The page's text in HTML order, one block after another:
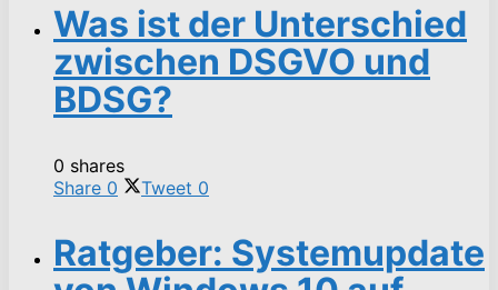
Was ist der Unterschied
zwischen DSGVO und
BDSG?
0 shares
Share 0 Tweet 0
Ratgeber: Systemupdate